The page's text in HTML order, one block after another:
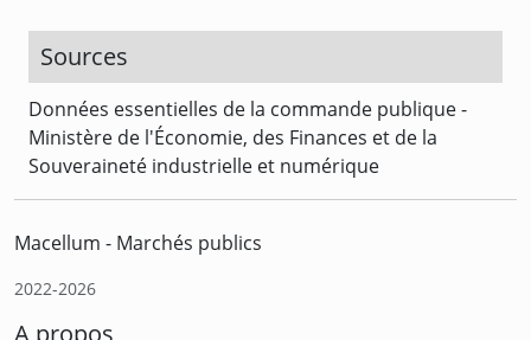
Sources
Données essentielles de la commande publique -
Ministère de l'Économie, des Finances et de la
Souveraineté industrielle et numérique
Macellum - Marchés publics
2022-2026
A propos